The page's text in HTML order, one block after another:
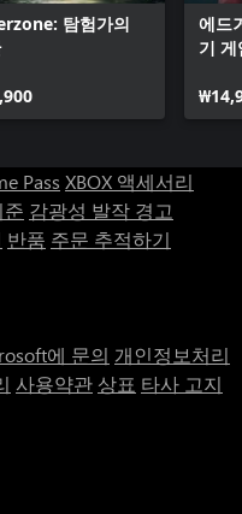
탐험가의
에드
기 게
Pass XBOX 액세서리
감광성 발작 경고
반품 주문 추적하기
에 문의 개인정보처리
사용약관 상표 타사 고지